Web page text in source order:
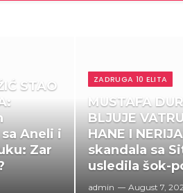
STAO
Aneli i
Zar
ZADRUGA 10 ELITA
MUSTAFA
BLJUJE
HANE I
skandala sa
usledila šok-
admin August 7,